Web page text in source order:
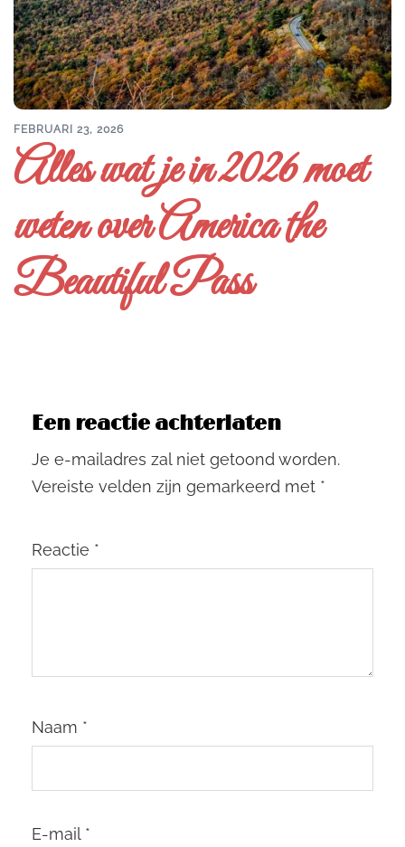
FEBRUARI 23, 2026
Alles wat je in 2026 moet
weten over America the
Beautiful Pass
Een reactie achterlaten
Je e-mailadres zal niet getoond worden.
Vereiste velden zijn gemarkeerd met *
Reactie *
Naam *
E-mail *